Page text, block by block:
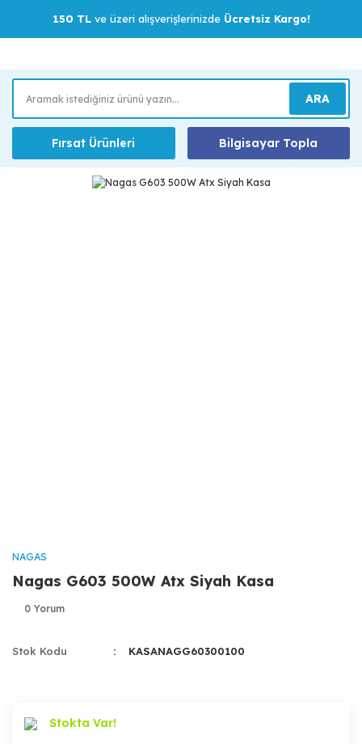
150 TLve üzeri alışverişlerinizde Ücretsiz Kargo!
ARA
Fırsat Ürünleri Bilgisayar Topla
NAGAS
Nagas G603 500W Atx Siyah Kasa
0 Yorum
Stok Kodu KASANAGG60300100
Stokta Var!